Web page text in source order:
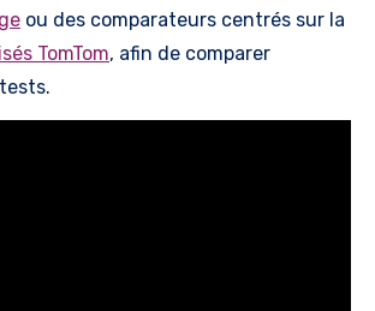
ou des comparateurs centrés sur la
TomTom, afin de comparer